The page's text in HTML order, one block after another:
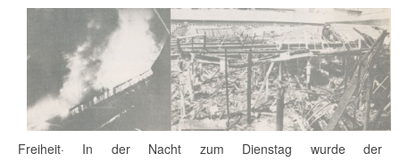
Freiheit· In der Nacht zum Dienstag wurde der